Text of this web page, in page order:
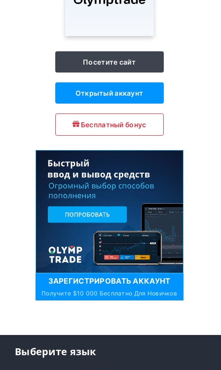
Посетите сайт
Открытый аккаунт
Бесплатный бонус
ЗАРЕГИСТРИРОВАТЬ АККАУНТ
Получите $10 000 Бесплатно Для Новичков
Выберите язык